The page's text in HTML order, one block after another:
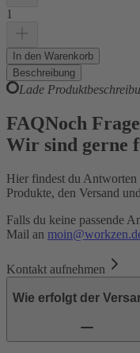
1
In den Warenkorb
Beschreibung
Lade
FAQNoch
Wir sind gerne
Hier findest du Antworten
Produkte, den Versand
Falls du keine passende
Mail an
Kontakt aufnehmen
Wie erfolgt der